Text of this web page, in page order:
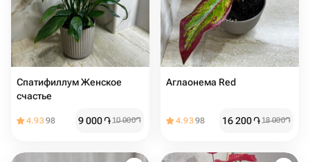
Спатифиллум Женское
счастье
4.9398 9 000֏10 000֏
Аглаонема Red
4.9398 16 200֏18 000֏